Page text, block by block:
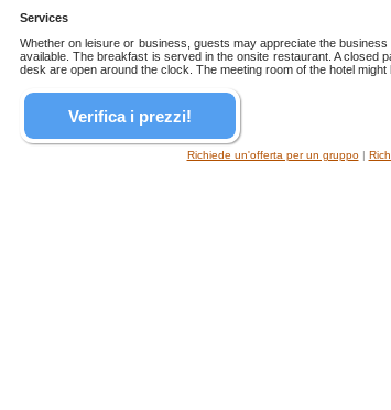
Services
Whether on leisure or business, guests may appreciate the
available. The breakfast is served in the onsite restaurant. A closed
desk are open around the clock. The meeting room of the hotel
Verifica i prezzi!
Richiede un'offerta per un gruppo|